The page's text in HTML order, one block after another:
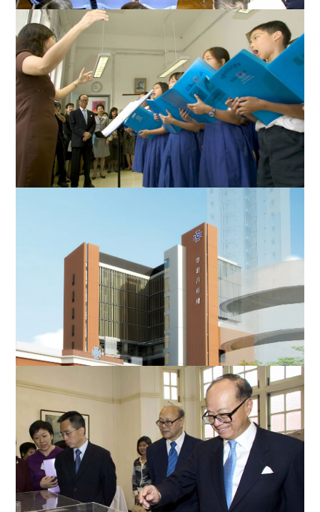
李嘉诚先生与一众长江商学院毕业生合照留念，坐在李先
生右旁的是全国科协韦钰...
李嘉诚先生与多位圣保罗男女中学学生围坐交流，天南北
地，无所不谈。
李嘉诚先生专心欣赏圣保罗男女(麦当劳道)小学学生的合
圣保罗男女中学的新校舍将命名「李庄月明楼」。